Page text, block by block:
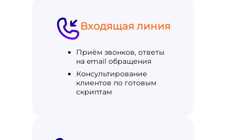
Входящая линия
Приём звонков, ответы
на email обращения
Консультирование
клиентов по готовым
скриптам